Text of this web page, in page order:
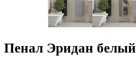
Пенал Эридан